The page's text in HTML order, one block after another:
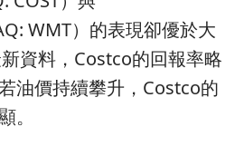
WMT）的表現卻優於大
資料，Costco的回報率略
油價持續攀升，Costco的
。